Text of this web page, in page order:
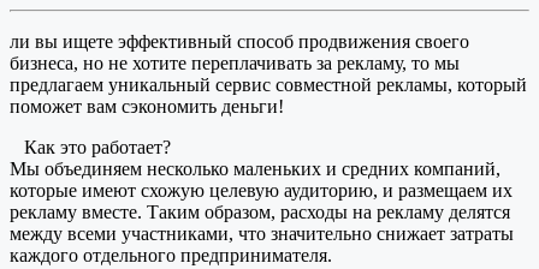
ли вы ищете эффективный способ продвижения своего
бизнеса, но не хотите переплачивать за рекламу, то мы
предлагаем уникальный сервис совместной рекламы, который
поможет вам сэкономить деньги!
Как это работает?
Мы объединяем несколько маленьких и средних компаний,
которые имеют схожую целевую аудиторию, и размещаем их
рекламу вместе. Таким образом, расходы на рекламу делятся
между всеми участниками, что значительно снижает затраты
каждого отдельного предпринимателя.